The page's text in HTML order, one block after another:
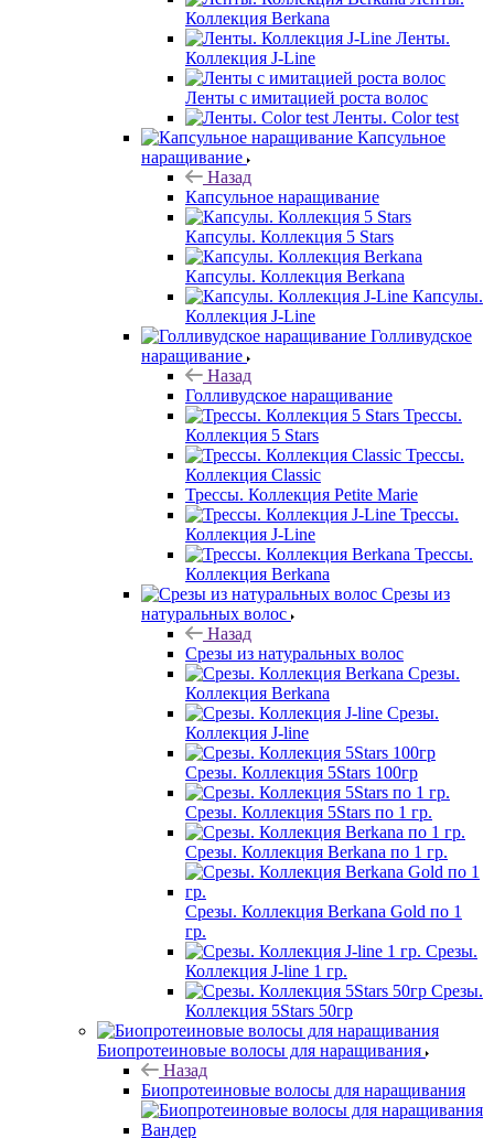
Коллекция Berkana
Ленты.
Коллекция J-Line
Ленты с имитацией роста волос
Ленты. Color test
Капсульное
наращивание
Назад
Капсульное наращивание
Капсулы. Коллекция 5 Stars
Капсулы. Коллекция Berkana
Капсулы.
Коллекция J-Line
Голливудское
наращивание
Назад
Голливудское наращивание
Трессы.
Коллекция 5 Stars
Трессы.
Коллекция Classic
Трессы. Коллекция Petite Marie
Трессы.
Коллекция J-Line
Трессы.
Коллекция Berkana
Срезы из
натуральных волос
Назад
Срезы из натуральных волос
Срезы.
Коллекция Berkana
Срезы.
Коллекция J-line
Срезы. Коллекция 5Stars 100гр
Срезы. Коллекция 5Stars по 1 гр.
Срезы. Коллекция Berkana по 1 гр.
Срезы. Коллекция Berkana Gold по 1
гр.
Срезы.
Коллекция J-line 1 гр.
Срезы.
Коллекция 5Stars 50гр
Биопротеиновые волосы для наращивания
Назад
Биопротеиновые волосы для наращивания